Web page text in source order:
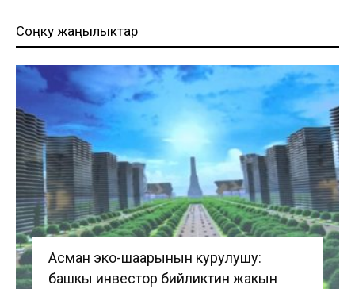
Соңку жаңылыктар
Асман эко-шаарынын курулушу:
башкы инвестор бийликтин жакын